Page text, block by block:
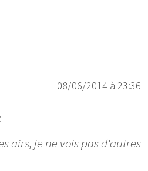
08/06/2014 à 23:36
airs, je ne vois pas d'autres